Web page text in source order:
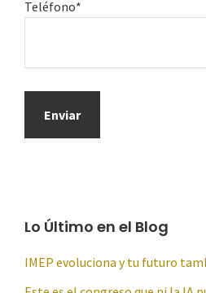
Teléfono*
Lo Último en el Blog
IMEP evoluciona y tu futuro